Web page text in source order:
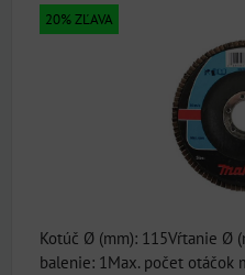
20% ZĽAVA
Kotúč Ø (mm): 115Vŕtanie Ø
balenie: 1Max. počet otáčok